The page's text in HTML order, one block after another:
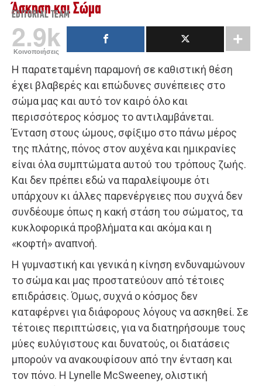
Άσκηση και Σώμα
EDITORIAL TEAM
2.9k
Κοινοποιήσεις
Η παρατεταμένη παραμονή σε καθιστική θέση
έχει βλαβερές και επώδυνες συνέπειες στο
σώμα μας και αυτό τον καιρό όλο και
περισσότερος κόσμος το αντιλαμβάνεται.
Ένταση στους ώμους, σφίξιμο στο πάνω μέρος
της πλάτης, πόνος στον αυχένα και ημικρανίες
είναι όλα συμπτώματα αυτού του τρόπους ζωής.
Και δεν πρέπει εδώ να παραλείψουμε ότι
υπάρχουν κι άλλες παρενέργειες που συχνά δεν
συνδέουμε όπως η κακή στάση του σώματος, τα
κυκλοφορικά προβλήματα και ακόμα και η
«κοφτή» αναπνοή.
Η γυμναστική και γενικά η κίνηση ενδυναμώνουν
το σώμα και μας προστατεύουν από τέτοιες
επιδράσεις. Όμως, συχνά ο κόσμος δεν
καταφέρνει για διάφορους λόγους να ασκηθεί. Σε
τέτοιες περιπτώσεις, για να διατηρήσουμε τους
μύες ευλύγιστους και δυνατούς, οι διατάσεις
μπορούν να ανακουφίσουν από την ένταση και
τον πόνο. Η Lynelle McSweeney, ολιστική